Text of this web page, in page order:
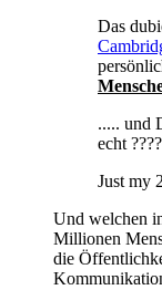
Das
..... und
echt
Just my
Und welchen
Millionen
die